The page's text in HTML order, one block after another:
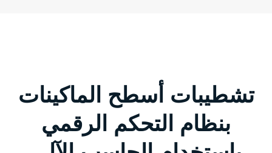
تشطيبات أسطح الماكينات
بنظام التحكم الرقمي